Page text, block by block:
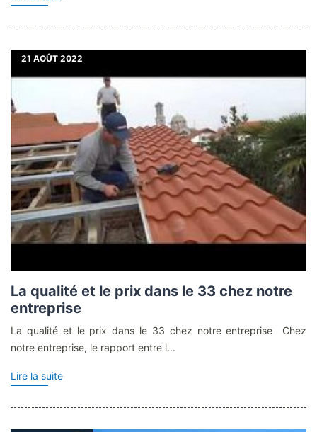
21 AOÛT 2022
La qualité et le prix dans le 33 chez notre
entreprise
La qualité et le prix dans le 33 chez notre entreprise Chez
notre entreprise, le rapport entre l...
Lire la suite